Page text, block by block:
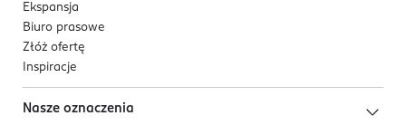
Ekspansja
Biuro prasowe
Złóż ofertę
Inspiracje
Nasze oznaczenia